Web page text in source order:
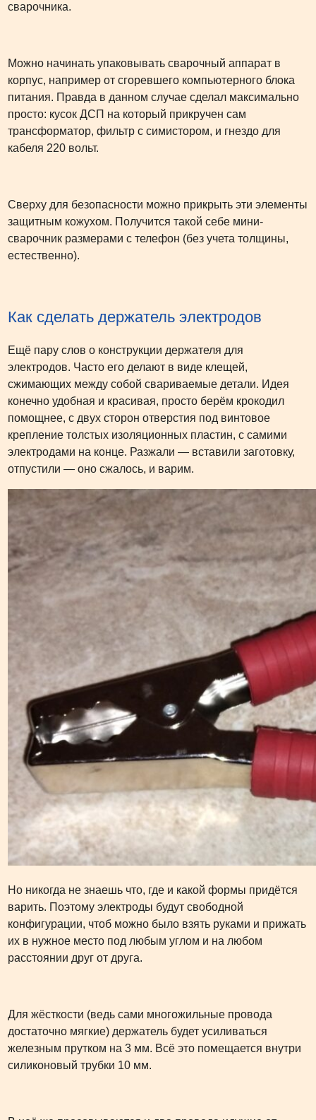
сварочника.
Можно начинать упаковывать сварочный аппарат в
корпус, например от сгоревшего компьютерного блока
питания. Правда в данном случае сделал максимально
просто: кусок ДСП на который прикручен сам
трансформатор, фильтр с симистором, и гнездо для
кабеля 220 вольт.
Сверху для безопасности можно прикрыть эти элементы
защитным кожухом. Получится такой себе мини-
сварочник размерами с телефон (без учета толщины,
естественно).
Как сделать держатель электродов
Ещё пару слов о конструкции держателя для
электродов. Часто его делают в виде клещей,
сжимающих между собой свариваемые детали. Идея
конечно удобная и красивая, просто берём крокодил
помощнее, с двух сторон отверстия под винтовое
крепление толстых изоляционных пластин, с самими
электродами на конце. Разжали — вставили заготовку,
отпустили — оно сжалось, и варим.
Но никогда не знаешь что, где и какой формы придётся
варить. Поэтому электроды будут свободной
конфигурации, чтоб можно было взять руками и прижать
их в нужное место под любым углом и на любом
расстоянии друг от друга.
Для жёсткости (ведь сами многожильные провода
достаточно мягкие) держатель будет усиливаться
железным прутком на 3 мм. Всё это помещается внутри
силиконовый трубки 10 мм.